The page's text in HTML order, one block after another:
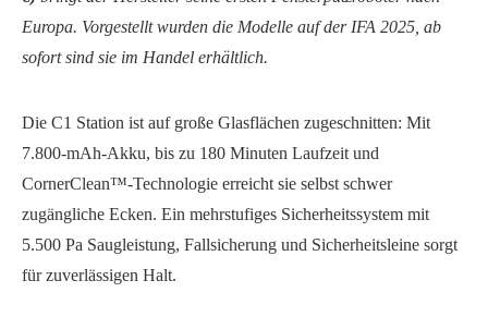
Europa. Vorgestellt wurden die Modelle auf der IFA 2025, ab
sofort sind sie im Handel erhältlich.
Die C1 Station ist auf große Glasflächen zugeschnitten: Mit
7.800-mAh-Akku, bis zu 180 Minuten Laufzeit und
CornerClean™-Technologie erreicht sie selbst schwer
zugängliche Ecken. Ein mehrstufiges Sicherheitssystem mit
5.500 Pa Saugleistung, Fallsicherung und Sicherheitsleine sorgt
für zuverlässigen Halt.